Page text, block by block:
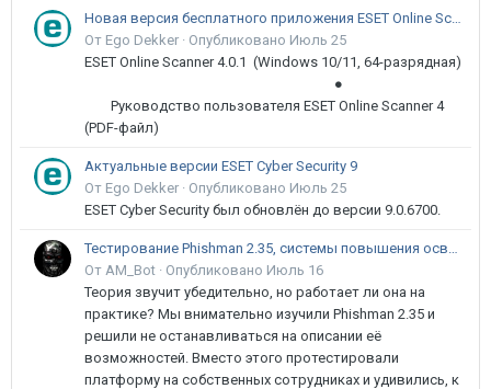
Новая версия бесплатного приложения ESET Online Scanner доступна пользователям
От Ego Dekker · Опубликовано Июль 25
ESET Online Scanner 4.0.1 (Windows 10/11, 64-разрядная)
●
Руководство пользователя ESET Online Scanner 4
(PDF-файл)
Актуальные версии ESET Cyber Security 9
От Ego Dekker · Опубликовано Июль 25
ESET Cyber Security был обновлён до версии 9.0.6700.
Тестирование Phishman 2.35, системы повышения осведомлённости пользователей в сфере ИБ
От AM_Bot · Опубликовано Июль 16
Теория звучит убедительно, но работает ли она на
практике? Мы внимательно изучили Phishman 2.35 и
решили не останавливаться на описании её
возможностей. Вместо этого протестировали
платформу на собственных сотрудниках и удивились, к